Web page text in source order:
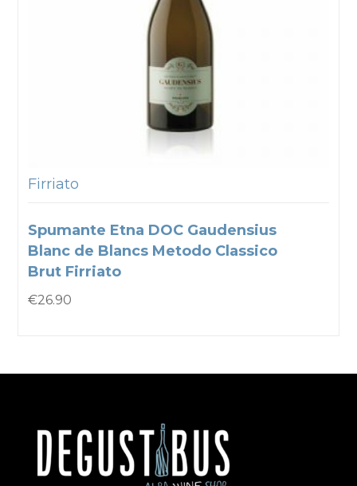
Firriato
Spumante Etna DOC Gaudensius
Blanc de Blancs Metodo Classico
Brut Firriato
€26.90